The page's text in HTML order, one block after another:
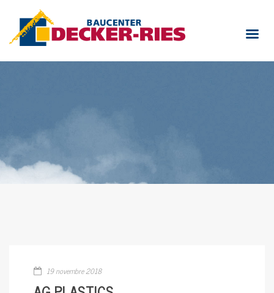
19 novembre 2018